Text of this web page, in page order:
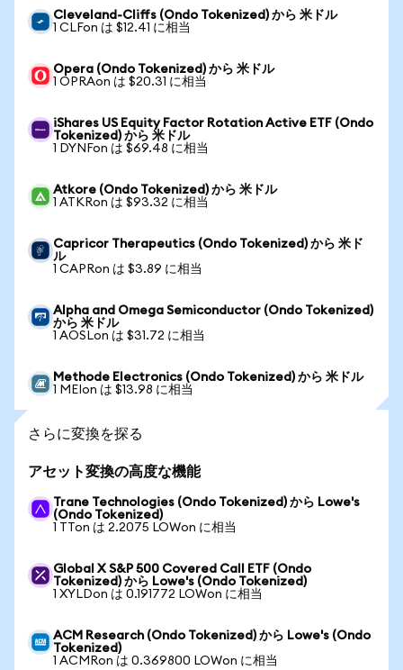
Cleveland-Cliffs (Ondo Tokenized) から 米ドル
1 CLFon は $12.41 に相当
Opera (Ondo Tokenized) から 米ドル
1 OPRAon は $20.31 に相当
iShares US Equity Factor Rotation Active ETF (Ondo
Tokenized) から 米ドル
1 DYNFon は $69.48 に相当
Atkore (Ondo Tokenized) から 米ドル
1 ATKRon は $93.32 に相当
Capricor Therapeutics (Ondo Tokenized) から 米ド
ル
1 CAPRon は $3.89 に相当
Alpha and Omega Semiconductor (Ondo Tokenized)
から 米ドル
1 AOSLon は $31.72 に相当
Methode Electronics (Ondo Tokenized) から 米ドル
1 MEIon は $13.98 に相当
さらに変換を探る
アセット変換の高度な機能
Trane Technologies (Ondo Tokenized) から Lowe's
(Ondo Tokenized)
1 TTon は 2.2075 LOWon に相当
Global X S&P 500 Covered Call ETF (Ondo
Tokenized) から Lowe's (Ondo Tokenized)
1 XYLDon は 0.191772 LOWon に相当
ACM Research (Ondo Tokenized) から Lowe's (Ondo
Tokenized)
1 ACMRon は 0.369800 LOWon に相当